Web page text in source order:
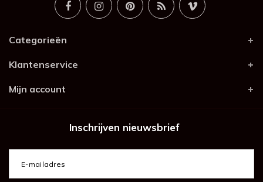
Categorieën
Klantenservice
Mijn account
Inschrijven nieuwsbrief